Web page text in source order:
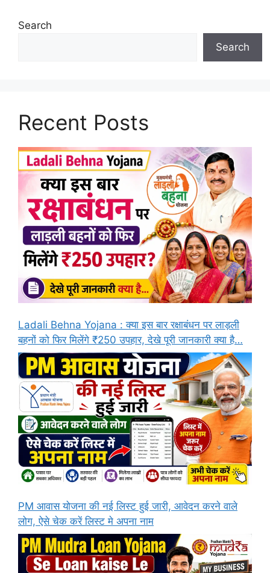
Search
Search
Recent Posts
Ladali Behna Yojana : क्या इस बार रक्षाबंधन पर लाड़ली
बहनों को फिर मिलेंगे ₹250 उपहार, देखे पूरी जानकारी क्या है…
PM आवास योजना की नई लिस्ट हुई जारी, आवेदन करने वाले
लोग, ऐसे चेक करें लिस्ट मे अपना नाम